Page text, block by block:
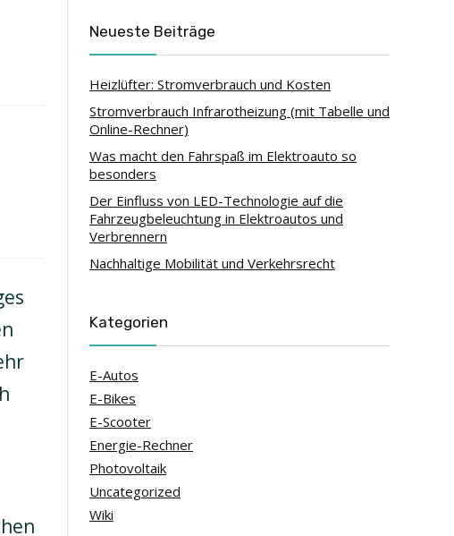
Neueste Beiträge
Heizlüfter: Stromverbrauch und Kosten
Stromverbrauch Infrarotheizung (mit Tabelle und
Online-Rechner)
Was macht den Fahrspaß im Elektroauto so
besonders
Der Einfluss von LED-Technologie auf die
Fahrzeugbeleuchtung in Elektroautos und
Verbrennern
Nachhaltige Mobilität und Verkehrsrecht
Kategorien
E-Autos
E-Bikes
E-Scooter
Energie-Rechner
Photovoltaik
Uncategorized
Wiki